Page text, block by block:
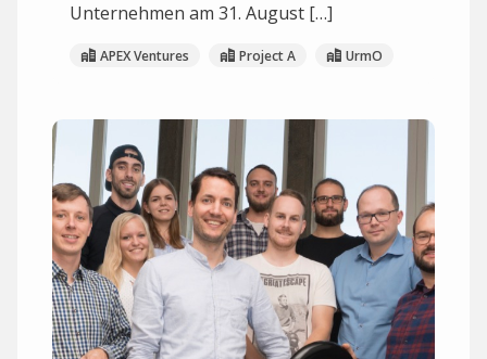
Unternehmen am 31. August […]
APEX Ventures Project A UrmO